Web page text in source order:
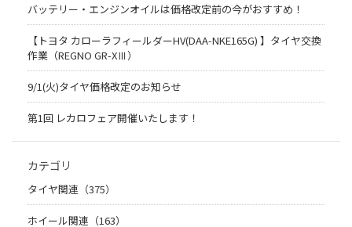
バッテリー・エンジンオイルは価格改定前の今がおすすめ！
【トヨタ カローラフィールダーHV(DAA-NKE165G) 】タイヤ交換
作業（REGNO GR-XⅢ）
9/1(火)タイヤ価格改定のお知らせ
第1回 レカロフェア開催いたします！
カテゴリ
タイヤ関連（375）
ホイール関連（163）